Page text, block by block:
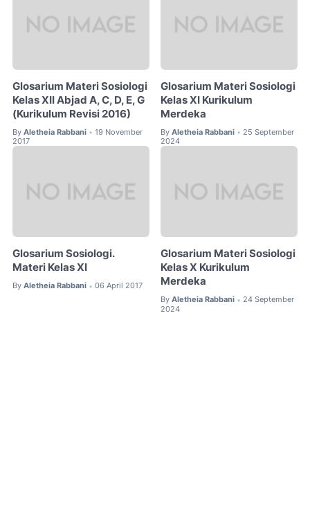
Glosarium Materi Sosiologi
Kelas XII Abjad A, C, D, E, G
(Kurikulum Revisi 2016)
By Aletheia Rabbani • 19 November
2017
Glosarium Materi Sosiologi
Kelas XI Kurikulum
Merdeka
By Aletheia Rabbani • 25 September
2024
Glosarium Sosiologi.
Materi Kelas XI
By Aletheia Rabbani • 06 April 2017
Glosarium Materi Sosiologi
Kelas X Kurikulum
Merdeka
By Aletheia Rabbani • 24 September
2024